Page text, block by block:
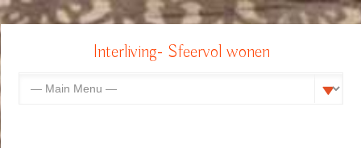
Interliving- Sfeervol wonen